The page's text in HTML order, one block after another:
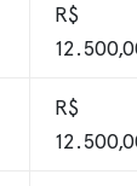
R$
R$